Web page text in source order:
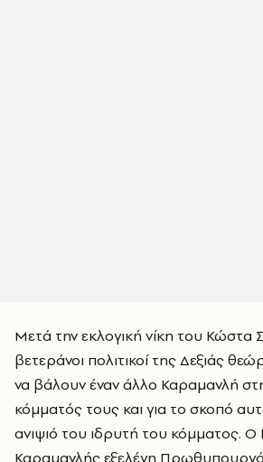
Μετά την εκλογική νίκη του Κώστα
βετεράνοι πολιτικοί της Δεξιάς
να βάλουν έναν άλλο Καραμανλή
κόμματός τους και για το σκοπό
ανιψιό του ιδρυτή του κόμματος.
Καραμανλής εξελέγη